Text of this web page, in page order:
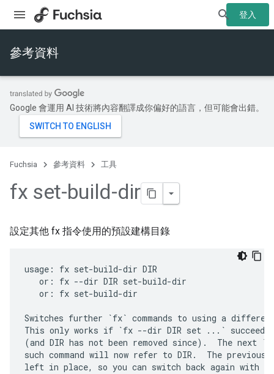
登入
參考資料
Google 會運用 AI 技術將內容翻譯成你偏好的語言，但可能會出錯。
Fuchsia 參考資料 工具
fx set-build-dir
設定其他 fx 指令使用的預設建構目錄
usage: fx set-build-dir DIR
   or: fx --dir DIR set-build-dir
   or: fx set-build-dir
Switches further `fx` commands to using a
This only works if `fx --dir DIR set ...`
(and DIR has not been removed since).  The next
such command will now refer to DIR.  The
left in place, so you can switch back again